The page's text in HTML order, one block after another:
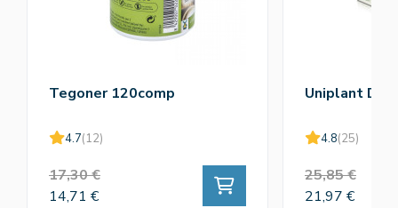
Tegoner 120comp
4.7(12)
17,30 €
14,71 €
Uniplant
4.8(25)
25,85 €
21,97 €